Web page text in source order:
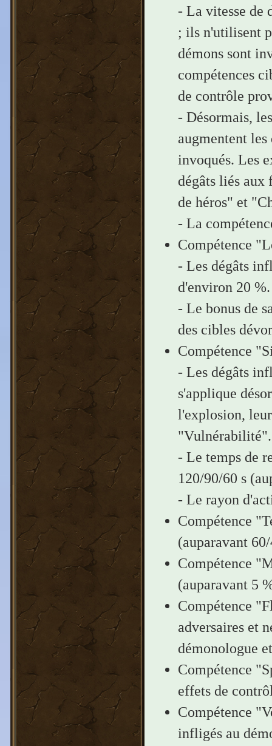
- La vitesse de
; ils n'utilisent
démons sont
compétences
de contrôle
- Désormais,
augmentent
invoqués. Les
dégâts liés aux
de héros" et
- La
Compétence
- Les dégâts
d'environ 20 %.
- Le bonus de
des cibles
Compétence
- Les dégâts
s'applique
l'explosion,
"Vulnérabilité".
- Le temps de
120/90/60 s
- Le rayon
Compétence
(auparavant
Compétence
(auparavant 5
Compétence
adversaires et
démonologue
Compétence
effets de
Compétence
infligés au